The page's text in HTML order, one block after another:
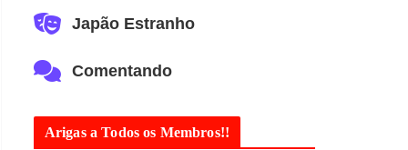
Japão Estranho
Comentando
Arigas a Todos os Membros!!